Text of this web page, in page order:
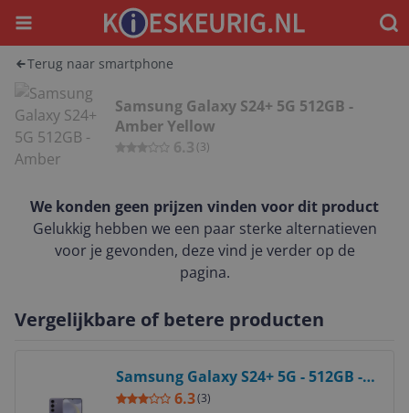
Menu
Terug naar smartphone
Samsung Galaxy S24+ 5G 512GB -
Amber Yellow
6.3 (3)
We konden geen prijzen vinden voor dit product
Gelukkig hebben we een paar sterke alternatieven
voor je gevonden, deze vind je verder op de
pagina.
Vergelijkbare of betere producten
Samsung Galaxy S24+ 5G - 512GB -
Cobalt Violet
6.3(3)